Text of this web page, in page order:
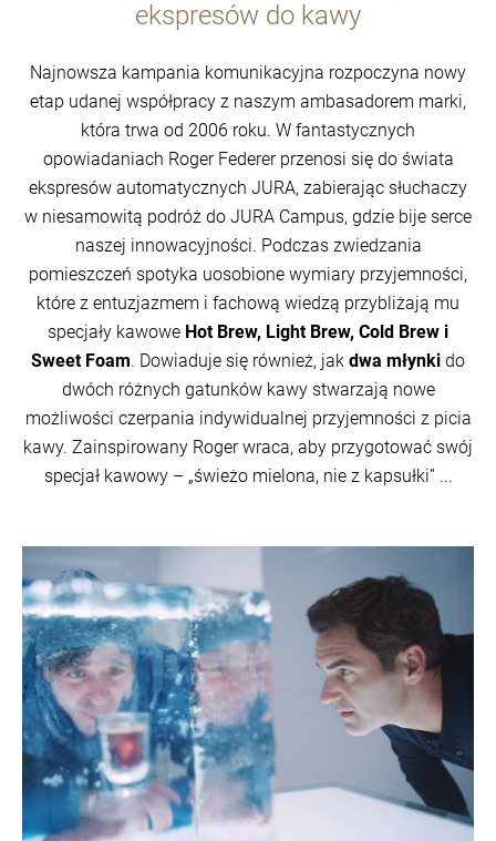
ekspresów do kawy
Najnowsza kampania komunikacyjna rozpoczyna nowy
etap udanej współpracy z naszym ambasadorem marki,
która trwa od 2006 roku. W fantastycznych
opowiadaniach Roger Federer przenosi się do świata
ekspresów automatycznych JURA, zabierając słuchaczy
w niesamowitą podróż do JURA Campus, gdzie bije serce
naszej innowacyjności. Podczas zwiedzania
pomieszczeń spotyka uosobione wymiary przyjemności,
które z entuzjazmem i fachową wiedzą przybliżają mu
specjały kawowe Hot Brew, Light Brew, Cold Brew i
Sweet Foam. Dowiaduje się również, jak dwa młynki do
dwóch różnych gatunków kawy stwarzają nowe
możliwości czerpania indywidualnej przyjemności z picia
kawy. Zainspirowany Roger wraca, aby przygotować swój
specjał kawowy – „świeżo mielona, nie z kapsułki” ...
więcej
informacji